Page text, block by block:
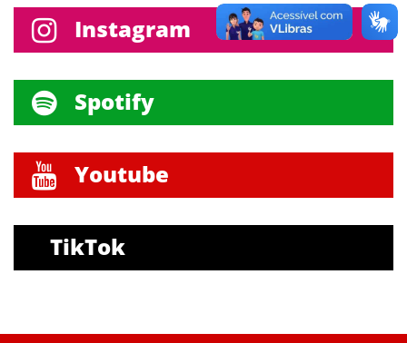
Instagram
Spotify
Youtube
TikTok